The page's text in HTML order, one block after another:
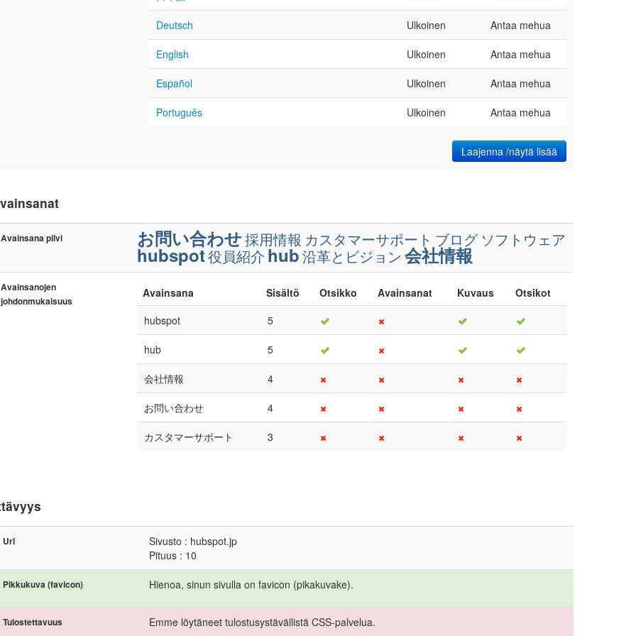
Deutsch Ulkoinen Antaa mehua
English Ulkoinen Antaa mehua
Español Ulkoinen Antaa mehua
Português Ulkoinen Antaa mehua
Laajenna /näytä lisää
Avainsana pilvi お問い合わせ採用情報 カスタマーサポート ブログ ソフトウェア
hubspot役員紹介 hub沿革とビジョン会社情報
Avainsanojen
johdonmukaisuus
Avainsana Sisältö Otsikko Avainsanat Kuvaus
Otsikot
hubspot
5
hub 5
会社情報 4
お問い合わせ 4
カスタマーサポート 3
Url
Sivusto : hubspot.jp
Pituus : 10
Pikkukuva (favicon) Hienoa, sinun sivulla on favicon (pikakuvake).
Tulostettavuus Emme löytäneet tulostusystävällistä CSS-palvelua.